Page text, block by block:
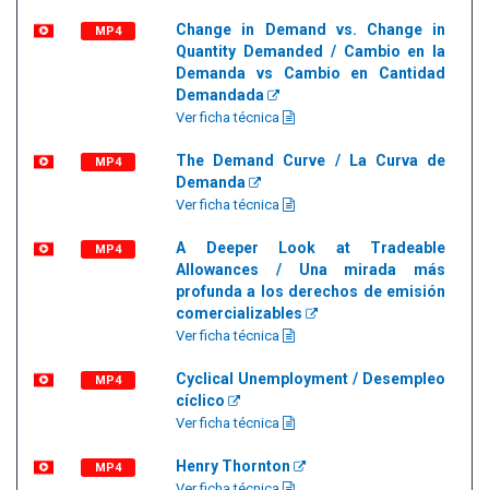
MP4
Change in Demand vs. Change in
Quantity Demanded / Cambio en la
Demanda vs Cambio en Cantidad
Demandada
Ver ficha técnica
MP4
The Demand Curve / La Curva de
Demanda
Ver ficha técnica
MP4
A Deeper Look at Tradeable
Allowances / Una mirada más
profunda a los derechos de emisión
comercializables
Ver ficha técnica
MP4
Cyclical Unemployment / Desempleo
cíclico
Ver ficha técnica
MP4 Henry Thornton